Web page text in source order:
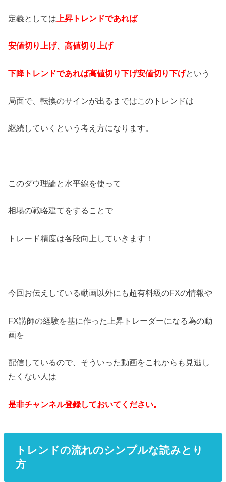
定義としては 上昇トレンドであれば
安値切り上げ、高値切り上げ
下降トレンドであれば高値切り下げ安値切り下げという
局面で、転換のサインが出るまではこのトレンドは
継続していくという考え方になります。
このダウ理論と水平線を使って
相場の戦略建てをすることで
トレード精度は各段向上していきます！
今回お伝えしている動画以外にも超有料級のFXの情報や
FX講師の経験を基に作った上昇トレーダーになる為の動
画を
配信しているので、そういった動画をこれからも見逃し
たくない人は
是非チャンネル登録しておいてください。
トレンドの流れのシンプルな読みとり
方